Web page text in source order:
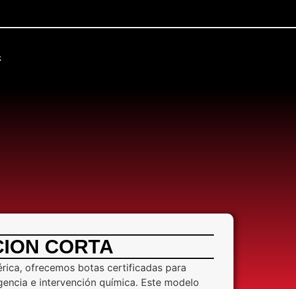
CORTA
ofrecemos botas certificadas para
e intervención química. Este modelo